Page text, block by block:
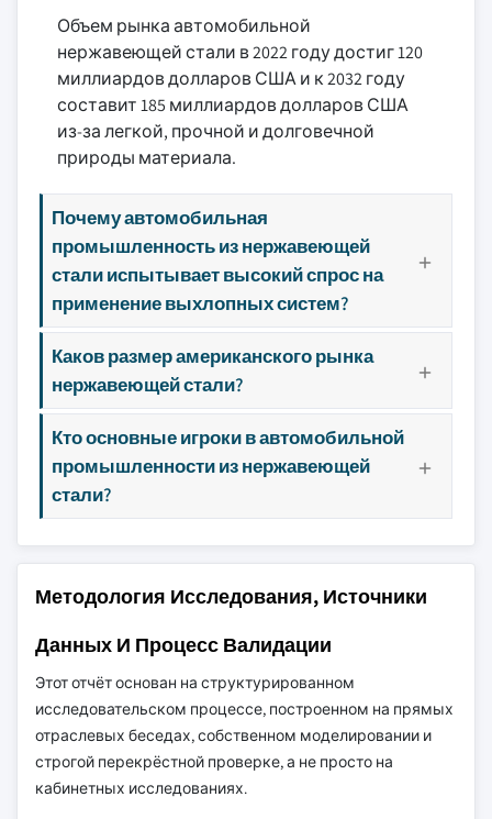
Объем рынка автомобильной
нержавеющей стали в 2022 году достиг 120
миллиардов долларов США и к 2032 году
составит 185 миллиардов долларов США
из-за легкой, прочной и долговечной
природы материала.
Почему автомобильная
промышленность из нержавеющей
стали испытывает высокий спрос на
применение выхлопных систем?
Каков размер американского рынка
нержавеющей стали?
Кто основные игроки в автомобильной
промышленности из нержавеющей
стали?
Методология Исследования, Источники
Данных И Процесс Валидации
Этот отчёт основан на структурированном
исследовательском процессе, построенном на прямых
отраслевых беседах, собственном моделировании и
строгой перекрёстной проверке, а не просто на
кабинетных исследованиях.